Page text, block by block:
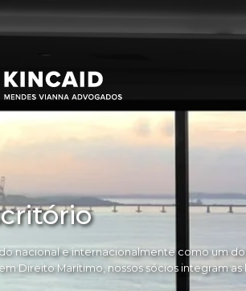
nacional e internacionalmente como um
Direito Marítimo, nossos sócios integram as